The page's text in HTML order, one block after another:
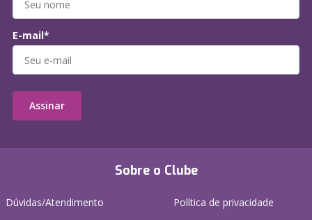
Sobre o Clube
Dúvidas/Atendimento
Política de privacidade
E-mail*
Assinar